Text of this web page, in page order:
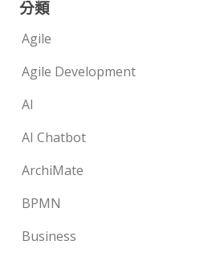
分類
Agile
Agile Development
AI
AI Chatbot
ArchiMate
BPMN
Business